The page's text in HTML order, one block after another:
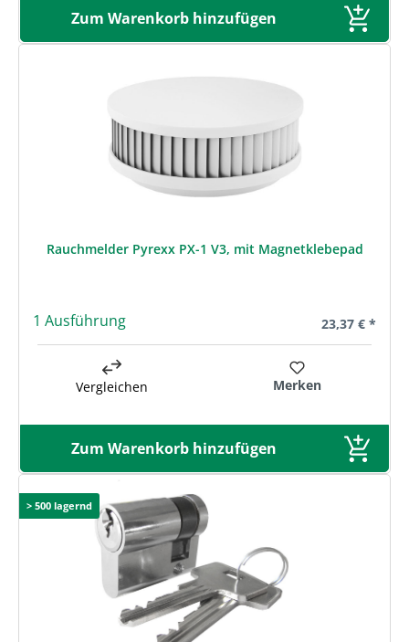
Zum Warenkorb hinzufügen
Rauchmelder Pyrexx PX-1 V3, mit Magnetklebepad
1 Ausführung Regulärer
23,37 € *
Vergleichen Merken
Zum Warenkorb hinzufügen
> 500 lagernd